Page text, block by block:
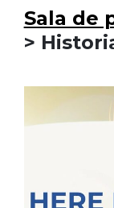
Sala de
>